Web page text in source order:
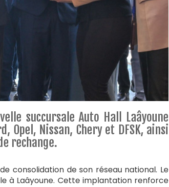
succursale Auto Hall Laâyoune
Opel, Nissan, Chery et DFSK, ainsi
rechange.
consolidation de son réseau national. Le
à Laâyoune. Cette implantation renforce